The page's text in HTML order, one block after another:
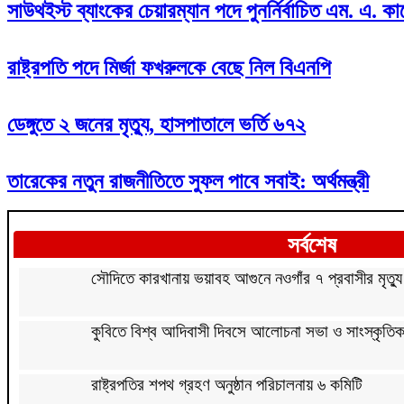
সাউথইস্ট ব্যাংকের চেয়ারম্যান পদে পুনর্নির্বাচিত এম. এ.
রাষ্ট্রপতি পদে মির্জা ফখরুলকে বেছে নিল বিএনপি
ডেঙ্গুতে ২ জনের মৃত্যু, হাসপাতালে ভর্তি ৬৭২
তারেকের নতুন রাজনীতিতে সুফল পাবে সবাই: অর্থমন্ত্রী
সর্বশেষ
সৌদিতে কারখানায় ভয়াবহ আগুনে নওগাঁর ৭ প্রবাসীর মৃত্যু
কুবিতে বিশ্ব আদিবাসী দিবসে আলোচনা সভা ও সাংস্কৃতিক
রাষ্ট্রপতির শপথ গ্রহণ অনুষ্ঠান পরিচালনায় ৬ কমিটি